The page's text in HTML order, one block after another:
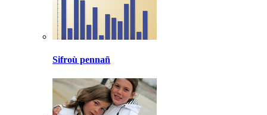
Sifroù pennañ